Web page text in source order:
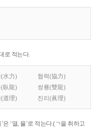
로 적는다.
(水力)
협력(協力)
(臥龍)
쌍룡(雙龍)
(道理) 진리(眞理)
은 ‘열, 율’로 적는다.(ㄱ을 취하고